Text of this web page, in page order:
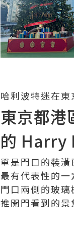
哈利波特迷在
東京都港
的 Harry
單是門口的裝
最有代表性的
門口兩側的玻
推開門看到的景